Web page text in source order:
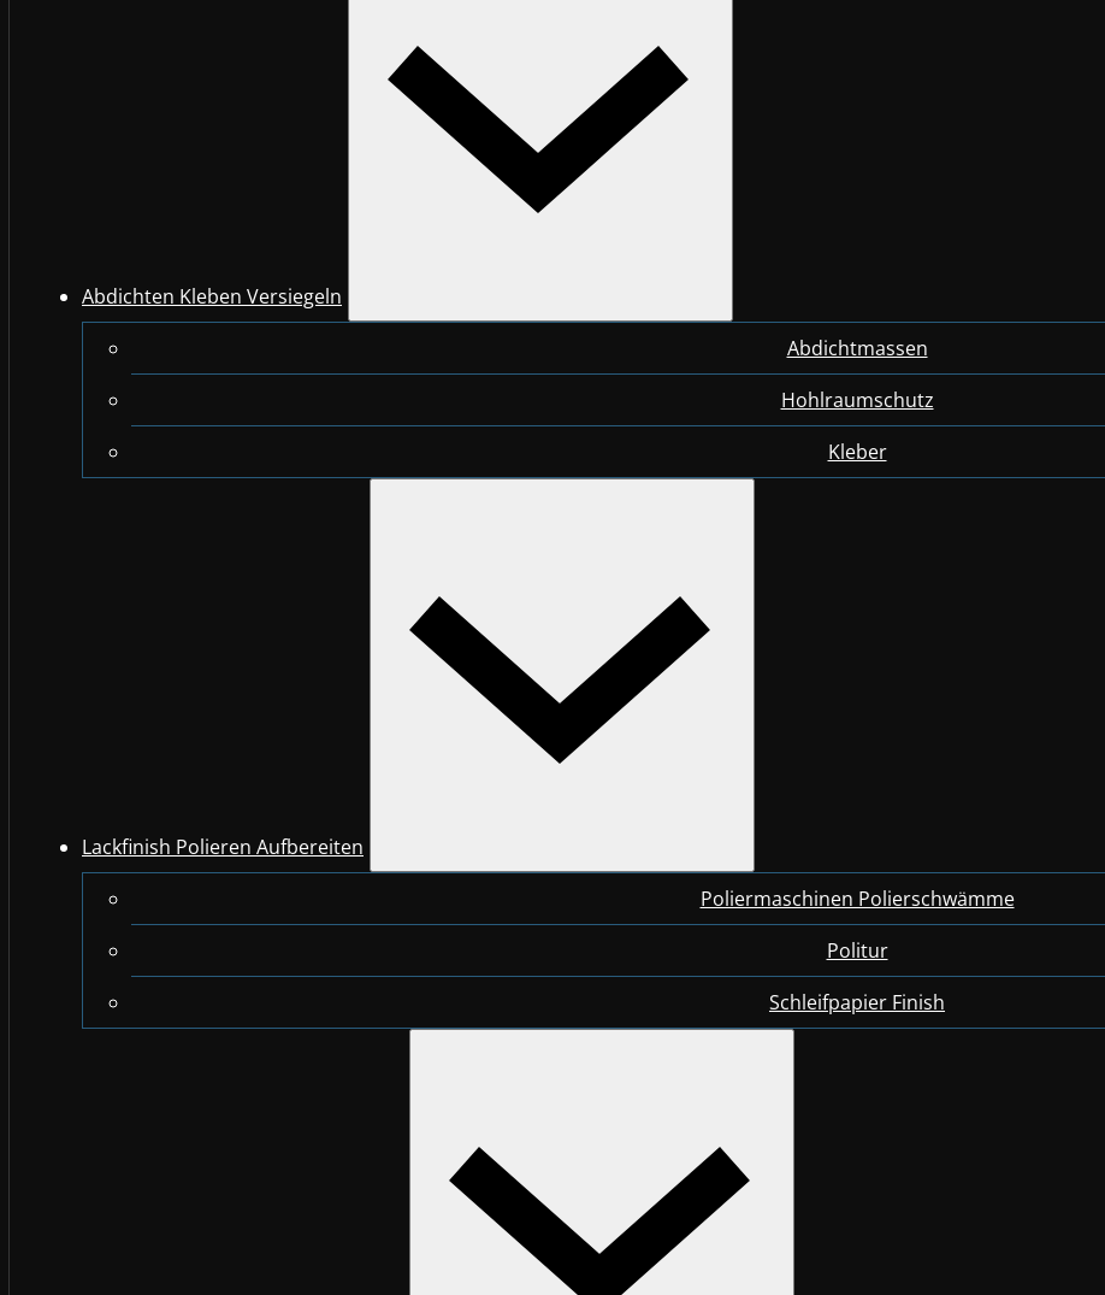
Abdichten Kleben Versiegeln
Abdichtmassen
Hohlraumschutz
Kleber
Lackfinish Polieren Aufbereiten
Poliermaschinen Polierschwämme
Politur
Schleifpapier Finish